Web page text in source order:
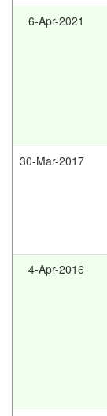
6-Apr-2021
30-Mar-2017
4-Apr-2016